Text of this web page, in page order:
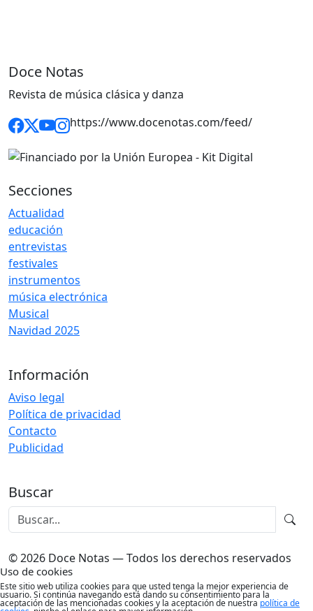
Doce Notas
Revista de música clásica y danza
https://www.docenotas.com/feed/
Secciones
Actualidad
educación
entrevistas
festivales
instrumentos
música electrónica
Musical
Navidad 2025
Información
Aviso legal
Política de privacidad
Contacto
Publicidad
Buscar
© 2026 Doce Notas — Todos los derechos reservados
Uso de cookies
Este sitio web utiliza cookies para que usted tenga la mejor experiencia de
usuario. Si continúa navegando está dando su consentimiento para la
aceptación de las mencionadas cookies y la aceptación de nuestra política de